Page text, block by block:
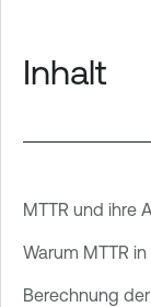
Inhalt
MTTR und ihre
Warum MTTR
Berechnung